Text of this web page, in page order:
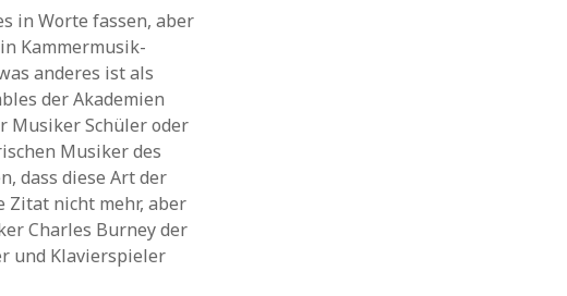
in Worte fassen, aber
Kammermusik-
anderes ist als
der Akademien
Musiker Schüler oder
Musiker des
dass diese Art der
Zitat nicht mehr, aber
Charles Burney der
und Klavierspieler